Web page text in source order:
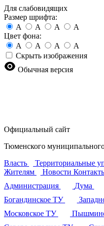
Для слабовидящих
Размер шрифта:
A
A A
A
Цвет фона:
A
A A
A
Скрыть изображения
Обычная версия
Официальный сайт
Тюменского
Власть
Территориальные
Жителям
Новости
Администрация
Дума
Богандинское ТУ
Московское ТУ